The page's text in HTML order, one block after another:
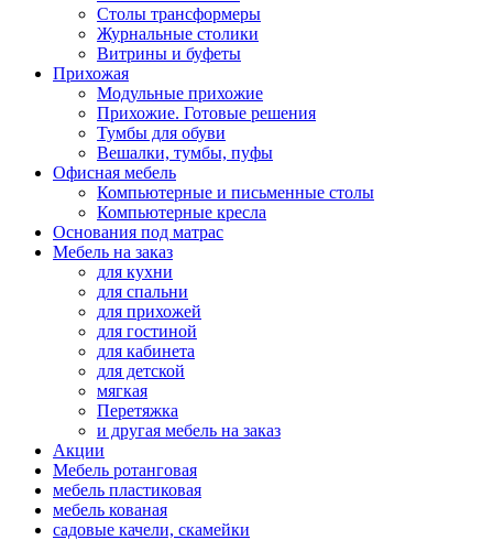
Столы трансформеры
Журнальные столики
Витрины и буфеты
Прихожая
Модульные прихожие
Прихожие. Готовые решения
Тумбы для обуви
Вешалки, тумбы, пуфы
Офисная мебель
Компьютерные и письменные столы
Компьютерные кресла
Основания под матрас
Мебель на заказ
для кухни
для спальни
для прихожей
для гостиной
для кабинета
для детской
мягкая
Перетяжка
и другая мебель на заказ
Акции
Мебель ротанговая
мебель пластиковая
мебель кованая
садовые качели, скамейки